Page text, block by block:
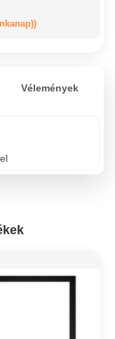
Vélemények